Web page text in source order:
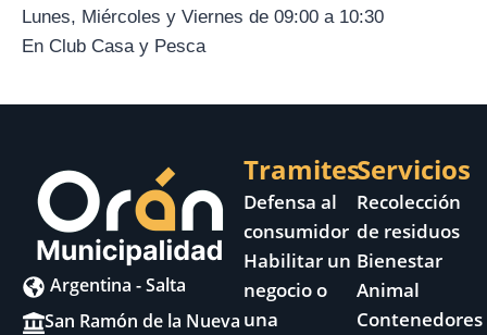
Lunes, Miércoles y Viernes de 09:00 a 10:30
En Club Casa y Pesca
Argentina - Salta
San Ramón de la Nueva
Tramites
Defensa al
consumidor
Habilitar un
negocio o
una
Servicios
Recolección
de residuos
Bienestar
Animal
Contenedores